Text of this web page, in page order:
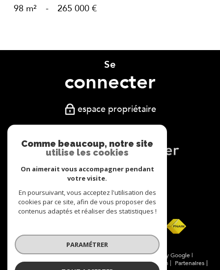
98 m² - 265 000 €
Se
connecter
espace propriétaire
Nous
adhérons
© 2026 | Tous droits réservés | Traduction powered by Google |
Nos honoraires
Plan du site Mentions légales Admin
Partenaires
Comme beaucoup, notre site
utilise les cookies
On aimerait vous accompagner pendant
votre visite.
En poursuivant, vous acceptez l'utilisation des
cookies par ce site, afin de vous proposer des
contenus adaptés et réaliser des statistiques !
PARAMÉTRER